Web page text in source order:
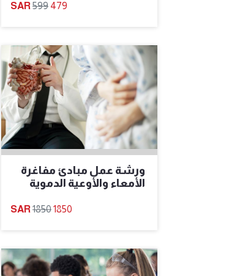
599 479
ورشة عمل مبادئ مفاغرة
الأمعاء والأوعية الدموية
18501850